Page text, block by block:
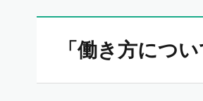
「働き方につ